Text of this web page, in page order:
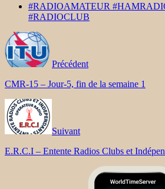
#RADIOAMATEUR
#RADIOCLUB
Précédent
CMR-15 – Jour-5, fin de la semaine 1
Suivant
E.R.C.I – Entente Radios Clubs et